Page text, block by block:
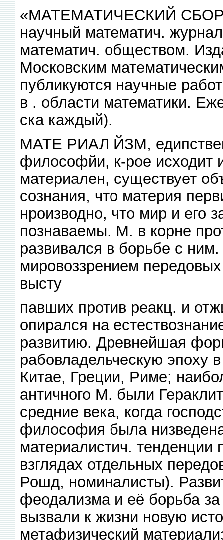
«МАТЕМАТИЧЕСКИЙ
научный математич.
математич. обществом.
Московским
публикуются научные
в . области математики.
ска каждый).
МАТЕ РИАЛ ЙЗМ,
философйи, к-рое исходит
материален, существует
сознания, что материя
нроизводно, что мир и его
познаваемы. М. в корне
развивался в борьбе с
мировоззрением
высту
павших против реакц. и
опирался на
развитию. Древнейшая
рабовладельческую эпоху
Китае, Греции, Риме;
античного М. были
средние века, когда
философия была
материалистич.
взглядах отдельных
Рошд, номиналисты).
феодализма и её борьба
вызвали к жизни новую
метафизический